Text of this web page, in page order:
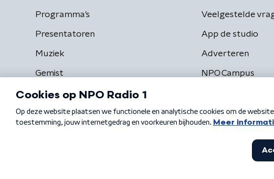
Programma's
Presentatoren
Muziek
Gemist
Veelgestelde
App de studio
Adverteren
NPO Campus
Algemene voorwaarden Privacybeleid